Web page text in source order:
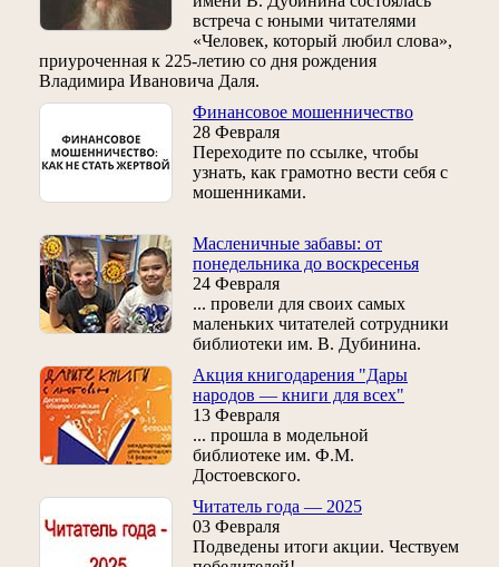
встреча с юными читателями
«Человек, который любил слова»,
приуроченная к 225‑летию со дня рождения
Владимира Ивановича Даля.
Финансовое мошенничество
28 Февраля
Переходите по ссылке, чтобы
узнать, как грамотно вести себя с
мошенниками.
Масленичные забавы: от
понедельника до воскресенья
24 Февраля
... провели для своих самых
маленьких читателей сотрудники
библиотеки им. В. Дубинина.
Акция книгодарения "Дары
народов — книги для всех"
13 Февраля
... прошла в модельной
библиотеке им. Ф.М.
Достоевского.
Читатель года — 2025
03 Февраля
Подведены итоги акции. Чествуем